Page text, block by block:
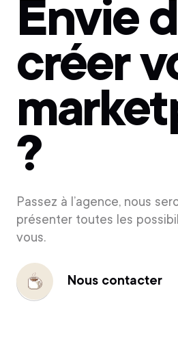
Envie
créer
?
Passez à l’agence, nous
présenter toutes les
vous.
Nous contacter